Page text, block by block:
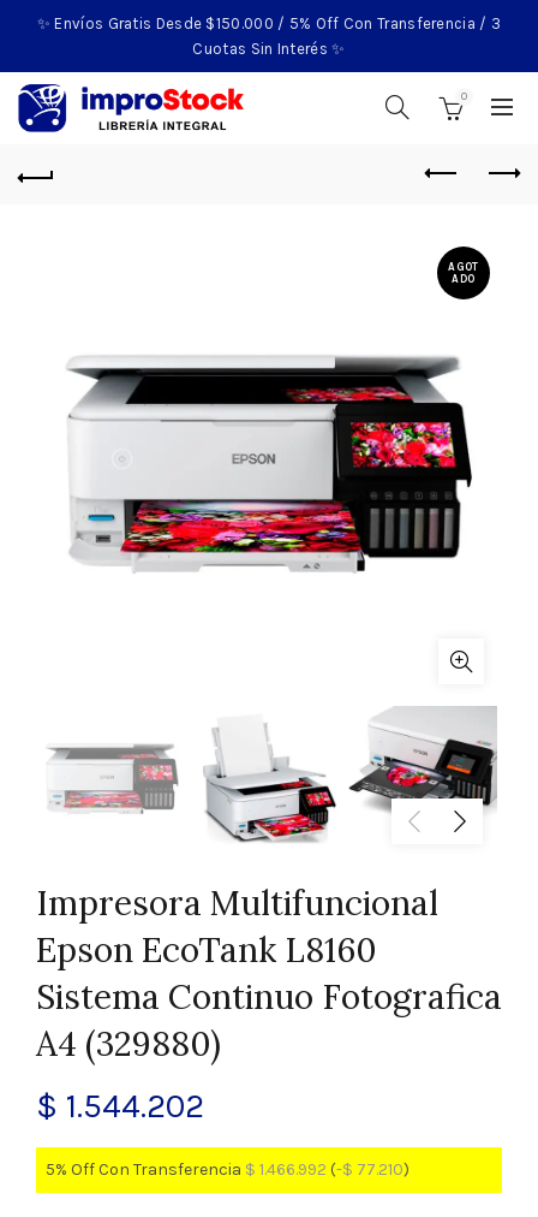
✨ Envíos Gratis Desde $150.000 / 5% Off Con Transferencia / 3
Cuotas Sin Interés ✨
0
AGOT
ADO
Impresora Multifuncional
Epson EcoTank L8160
Sistema Continuo Fotografica
A4 (329880)
$ 1.544.202
5% Off Con Transferencia $ 1.466.992 (-$ 77.210)